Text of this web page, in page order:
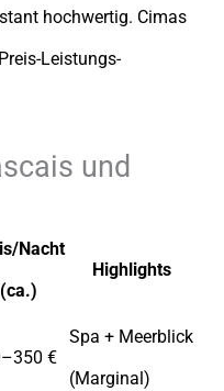
hochwertig. Cimas
Leistungs-
und
Nacht
(ca.)
Highlights
€
Spa + Meerblick
(Marginal)